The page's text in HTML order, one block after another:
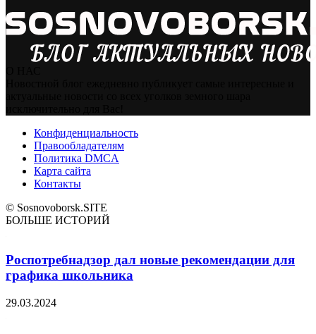
Конфиденциальность
Правообладателям
Политика DMCA
Карта сайта
Контакты
© Sosnovoborsk.SITE
БОЛЬШЕ ИСТОРИЙ
Роспотребнадзор дал новые рекомендации для
графика школьника
29.03.2024